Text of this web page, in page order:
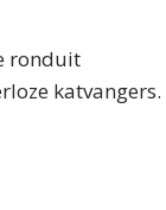
ronduit
katvangers.